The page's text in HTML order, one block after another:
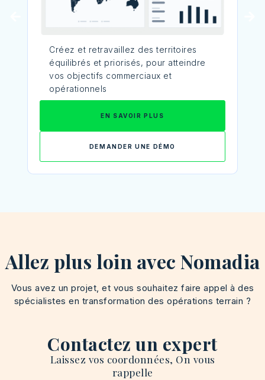
Créez et retravaillez des territoires
équilibrés et priorisés, pour atteindre
vos objectifs commerciaux et
opérationnels
EN SAVOIR PLUS
DEMANDER UNE DÉMO
Allez plus loin avec Nomadia
Vous avez un projet, et vous souhaitez faire appel à des
spécialistes en transformation des opérations terrain ?
Contactez un expert
Laissez vos coordonnées, On vous
rappelle